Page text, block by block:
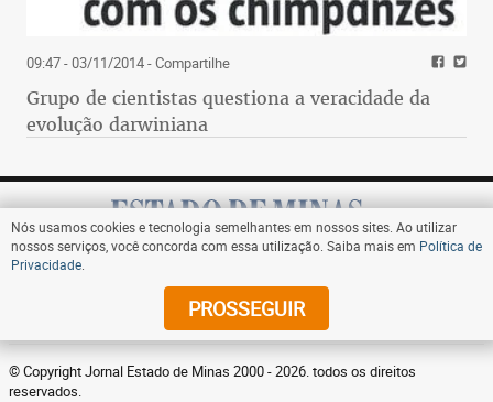
09:47 - 03/11/2014- Compartilhe
Grupo de cientistas questiona a veracidade da
evolução darwiniana
Assine
© Copyright Jornal Estado de Minas 2000 - 2026. todos os direitos
reservados.
Nós usamos cookies e tecnologia semelhantes em nossos sites. Ao utilizar
nossos serviços, você concorda com essa utilização. Saiba mais em Política de
Privacidade
PROSSEGUIR